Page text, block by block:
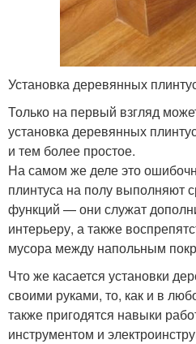
Установка деревянных
Только на первый взгляд
установка деревянных
и тем более простое.
На самом же деле это
плинтуса на полу выполняют
функций — они служат
интерьеру, а также
мусора между напольным
Что же касается установки
своими руками, то, как и в
также пригодятся навыки
инструментом и